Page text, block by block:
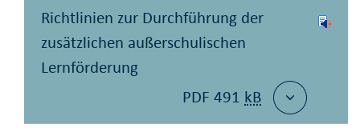
Richtlinien zur Durchführung der
zusätzlichen außerschulischen
Lernförderung
PDF 491 kB